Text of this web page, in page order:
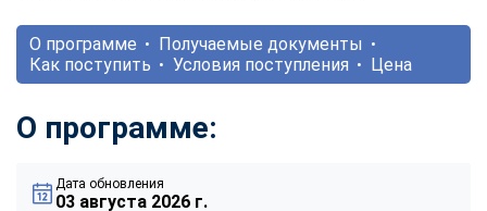
О программе
Получаемые документы
Как поступить
Условия поступления Цена
О программе:
Дата обновления
03 августа 2026 г.